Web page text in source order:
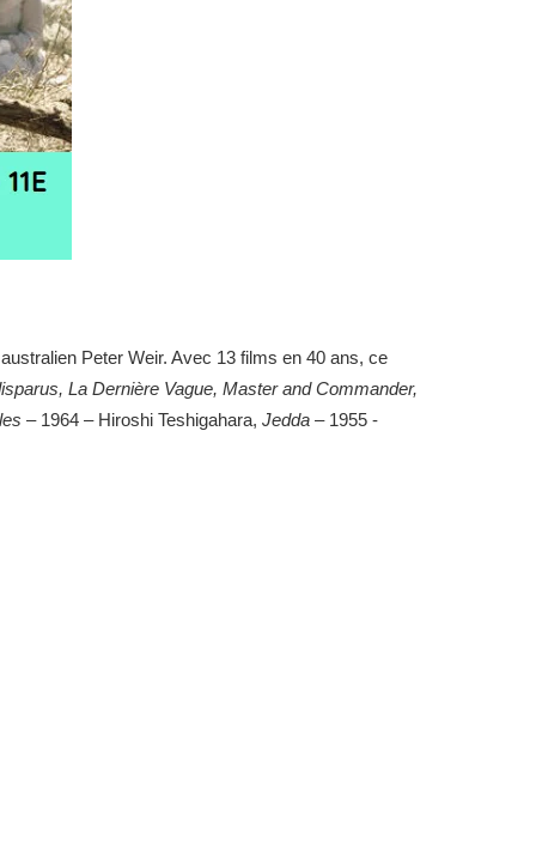
Peter Weir. Avec 13 films en 40 ans, ce
La Dernière Vague, Master and Commander,
– 1964 – Hiroshi Teshigahara, Jedda – 1955 -